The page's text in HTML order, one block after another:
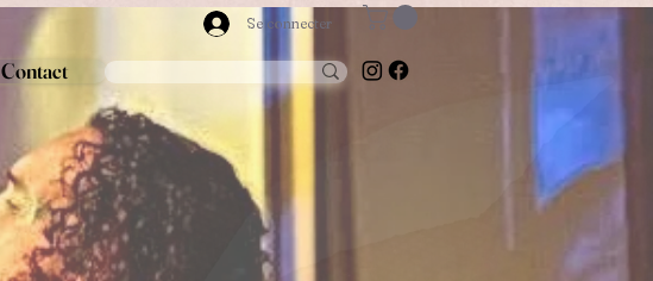
Contact
Se connecter